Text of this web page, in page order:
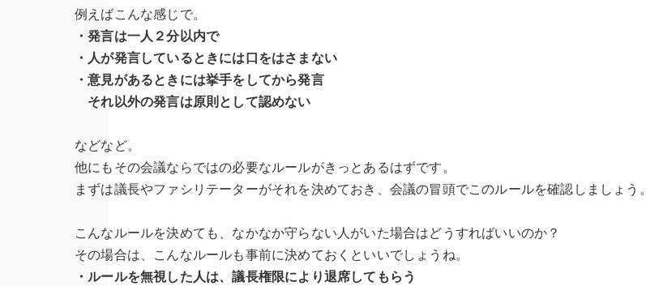
例えばこんな感じで。
・発言は一人２分以内で
・人が発言しているときには口をはさまない
・意見があるときには挙手をしてから発言
それ以外の発言は原則として認めない
などなど。
他にもその会議ならではの必要なルールがきっとあるはずです。
まずは議長やファシリテーターがそれを決めておき、会議の冒頭でこのルールを確認しましょう。
こんなルールを決めても、なかなか守らない人がいた場合はどうすればいいのか？
その場合は、こんなルールも事前に決めておくといいでしょうね。
・ルールを無視した人は、議長権限により退席してもらう